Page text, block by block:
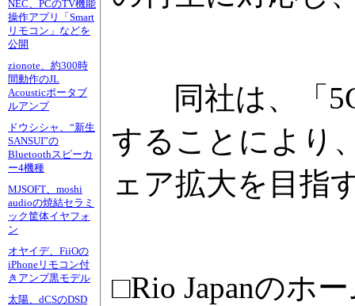
NEC、PCのTV機能
操作アプリ「Smart
リモコン」などを
公開
zionote、約300時
間動作のJL
Acousticポータブ
ルアンプ
ドウシシャ、“新生
SANSUI”の
Bluetoothスピーカ
ー4機種
MJSOFT、moshi
audioの焼結セラミ
ック筐体イヤフォ
ン
オヤイデ、FiiOの
iPhoneリモコン付
きアンプ黒モデル
太陽、dCSのDSD
同社は、「
することにより
ェア拡大を目指
□Rio Japanのホ